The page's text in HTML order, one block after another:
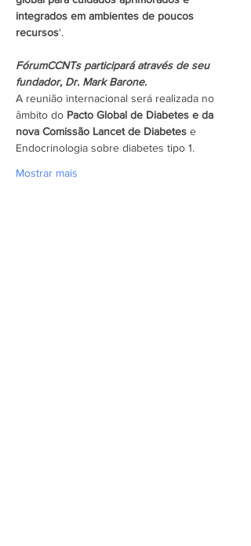
integrados em ambientes de poucos
recursos'.
FórumCCNTs participará através de seu
fundador, Dr. Mark Barone.
A reunião internacional será realizada no
âmbito do Pacto Global de Diabetes e da
nova Comissão Lancet de Diabetes e
Endocrinologia sobre diabetes tipo 1.
Mostrar mais